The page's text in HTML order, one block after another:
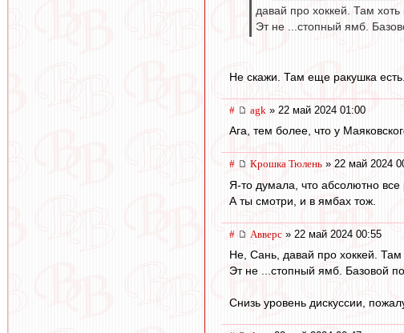
давай про хоккей. Там
Эт не ...стопный ямб.
Не скажи. Там еще ракушка
# agk » 22 май 2024 01:00
Ага, тем более, что у
# Крошка Тюлень » 22 май 2024
Я-то думала, что абсолютно все
А ты смотри, и в ямбах тож.
# Авверс » 22 май 2024 00:55
Не, Сань, давай про хоккей.
Эт не ...стопный ямб. Базовой
Снизь уровень дискуссии,